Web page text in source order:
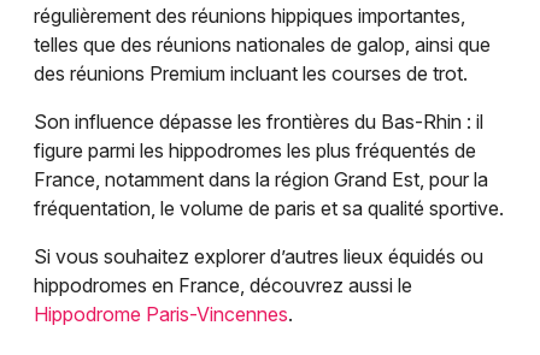
régulièrement des réunions hippiques importantes,
telles que des réunions nationales de galop, ainsi que
des réunions Premium incluant les courses de trot.
Son influence dépasse les frontières du Bas-Rhin : il
figure parmi les hippodromes les plus fréquentés de
France, notamment dans la région Grand Est, pour la
fréquentation, le volume de paris et sa qualité sportive.
Si vous souhaitez explorer d’autres lieux équidés ou
hippodromes en France, découvrez aussi le
Hippodrome Paris-Vincennes.